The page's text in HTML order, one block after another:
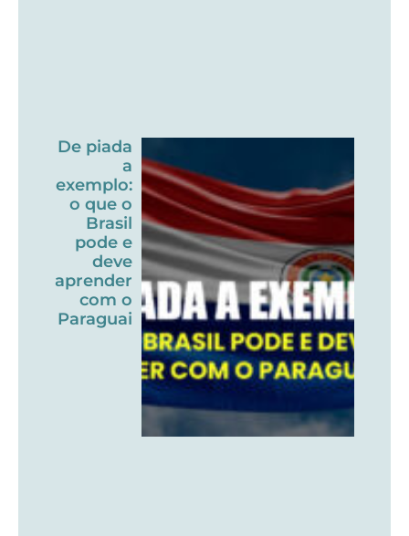
De piada
a
exemplo:
o que o
Brasil
pode e
deve
aprender
com o
Paraguai